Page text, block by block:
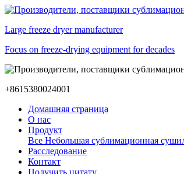
Large freeze dryer manufacturer
Focus on freeze-drying equipment for decades
+8615380024001
Домашняя страница
О нас
Продукт
Все Небольшая сублимационная
Расследование
Контакт
Получить цитату